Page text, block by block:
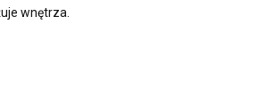
wnętrza.